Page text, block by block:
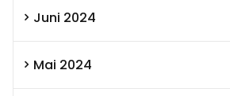
Juni 2024
Mai 2024